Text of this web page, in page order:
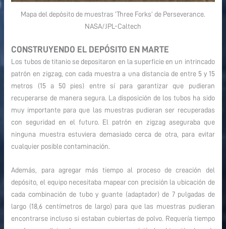
Mapa del depósito de muestras ‘Three Forks’ de Perseverance.
NASA/JPL-Caltech
CONSTRUYENDO EL DEPÓSITO EN MARTE
Los tubos de titanio se depositaron en la superficie en un intrincado
patrón en zigzag, con cada muestra a una distancia de entre 5 y 15
metros (15 a 50 pies) entre sí para garantizar que pudieran
recuperarse de manera segura. La disposición de los tubos ha sido
muy importante para que las muestras pudieran ser recuperadas
con seguridad en el futuro. El patrón en zigzag aseguraba que
ninguna muestra estuviera demasiado cerca de otra, para evitar
cualquier posible contaminación.
Además, para agregar más tiempo al proceso de creación del
depósito, el equipo necesitaba mapear con precisión la ubicación de
cada combinación de tubo y guante (adaptador) de 7 pulgadas de
largo (18,6 centímetros de largo) para que las muestras pudieran
encontrarse incluso si estaban cubiertas de polvo. Requería tiempo